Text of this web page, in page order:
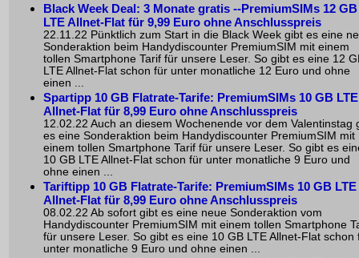
Black Week Deal: 3 Monate gratis --PremiumSIMs 12 GB
LTE Allnet-Flat für 9,99 Euro ohne Anschlusspreis
22.11.22 Pünktlich zum Start in die Black Week gibt es eine
Sonderaktion beim Handydiscounter PremiumSIM mit einem
tollen Smartphone Tarif für unsere Leser. So gibt es eine 12
LTE Allnet-Flat schon für unter monatliche 12 Euro und ohne
einen ...
Spartipp 10 GB Flatrate-Tarife: PremiumSIMs 10 GB LTE
Allnet-Flat für 8,99 Euro ohne Anschlusspreis
12.02.22 Auch an diesem Wochenende vor dem Valentinstag
es eine Sonderaktion beim Handydiscounter PremiumSIM mit
einem tollen Smartphone Tarif für unsere Leser. So gibt es
10 GB LTE Allnet-Flat schon für unter monatliche 9 Euro und
ohne einen ...
Tariftipp 10 GB Flatrate-Tarife: PremiumSIMs 10 GB LTE
Allnet-Flat für 8,99 Euro ohne Anschlusspreis
08.02.22 Ab sofort gibt es eine neue Sonderaktion vom
Handydiscounter PremiumSIM mit einem tollen Smartphone
für unsere Leser. So gibt es eine 10 GB LTE Allnet-Flat schon
unter monatliche 9 Euro und ohne einen ...